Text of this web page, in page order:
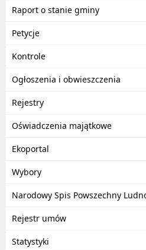
Raport o stanie gminy
Petycje
Kontrole
Ogłoszenia i obwieszczenia
Rejestry
Oświadczenia majątkowe
Ekoportal
Wybory
Narodowy Spis Powszechny
Rejestr umów
Statystyki